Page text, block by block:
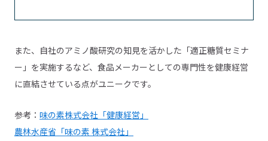
また、自社のアミノ酸研究の知見を活かした「適正糖質セミナ
ー」を実施するなど、食品メーカーとしての専門性を健康経営
に直結させている点がユニークです。
参考： 味の素株式会社「健康経営」
農林水産省「味の素 株式会社」